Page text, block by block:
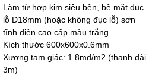
Làm từ hợp kim siêu bền, bề mặt đục
lỗ D18mm (hoặc không đục lỗ) sơn
tĩnh điện cao cấp màu trắng.
Kích thước 600x600x0.6mm
Xương tam giác: 1.8md/m2 (thanh dài
3m)